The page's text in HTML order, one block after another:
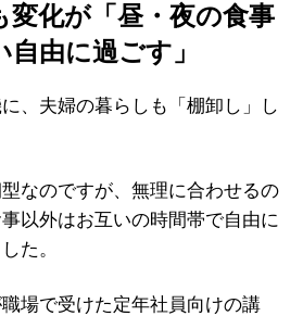
変化が「昼・夜の食事
由に過ごす」
、夫婦の暮らしも「棚卸し」し
型なのですが、無理に合わせるの
以外はお互いの時間帯で自由に
た。
場で受けた定年社員向けの講